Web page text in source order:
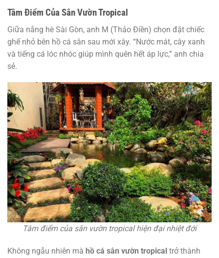
Tâm Điểm Của Sân Vườn Tropical
Giữa nắng hè Sài Gòn, anh M (Thảo Điền) chọn đặt chiếc
ghế nhỏ bên hồ cá sân sau mới xây. “Nước mát, cây xanh
và tiếng cá lóc nhóc giúp mình quên hết áp lực,” anh chia
sẻ.
Tâm điểm của sân vườn tropical hiện đại nhiệt đới
Không ngẫu nhiên mà hồ cá sân vườn tropical trở thành